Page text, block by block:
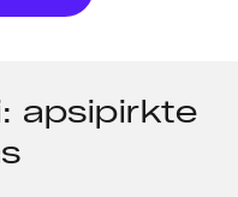
apsipirkte